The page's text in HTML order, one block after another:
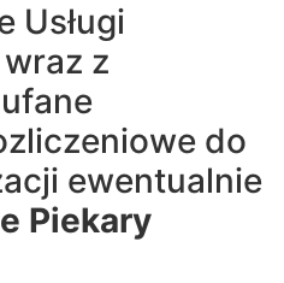
Usługi
z
do
ewentualnie
Piekary